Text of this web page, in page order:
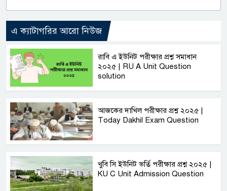
এ ক্যাটাগরির আরো নিউজ
রাবি এ ইউনিট পরীক্ষার প্রশ্ন সমাধান
২০২৫ | RU A Unit Question
solution
আজকের দাখিল পরীক্ষার প্রশ্ন ২০২৫ |
Today Dakhil Exam Question
খুবি সি ইউনিট ভর্তি পরীক্ষার প্রশ্ন ২০২৫ |
KU C Unit Admission Question